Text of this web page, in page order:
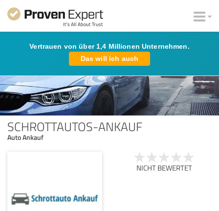
Vertrauen von über 1,4 Millionen Unternehmen.
Das will ich auch
SCHROTTAUTOS-ANKAUF
Auto Ankauf
NICHT BEWERTET